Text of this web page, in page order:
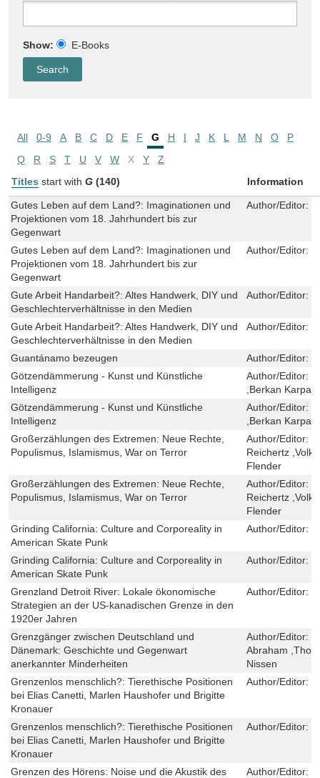
Show: E-Books
All 0-9 A B C D E F G H I J K L M N O
P
Q
R S T U V W X Y
Z
Titles start with G (140) Information
Gutes Leben auf dem Land?: Imaginationen und
Projektionen vom 18. Jahrhundert bis zur
Gegenwart
Author/Editor:
Gutes Leben auf dem Land?: Imaginationen und
Projektionen vom 18. Jahrhundert bis zur
Gegenwart
Author/Editor:
Gute Arbeit Handarbeit?: Altes Handwerk, DIY und
Geschlechterverhältnisse in den Medien
Author/Editor:
Gute Arbeit Handarbeit?: Altes Handwerk, DIY und
Geschlechterverhältnisse in den Medien
Author/Editor:
Guantánamo bezeugen Author/Editor:
Götzendämmerung - Kunst und Künstliche
Intelligenz
Author/Editor:
,Berkan Karpat
Götzendämmerung - Kunst und Künstliche
Intelligenz
Author/Editor:
,Berkan Karpat
Großerzählungen des Extremen: Neue Rechte,
Populismus, Islamismus, War on Terror
Author/Editor:
Reichertz
Flender
Großerzählungen des Extremen: Neue Rechte,
Populismus, Islamismus, War on Terror
Author/Editor:
Reichertz
Flender
Grinding California: Culture and Corporeality in
American Skate Punk
Author/Editor:
Grinding California: Culture and Corporeality in
American Skate Punk
Author/Editor:
Grenzland Detroit River: Lokale ökonomische
Strategien an der US-kanadischen Grenze in den
1920er Jahren
Author/Editor:
Grenzgänger zwischen Deutschland und
Dänemark: Geschichte und Gegenwart
anerkannter Minderheiten
Author/Editor:
Abraham
Nissen
Grenzenlos menschlich?: Tierethische Positionen
bei Elias Canetti, Marlen Haushofer und Brigitte
Kronauer
Author/Editor:
Grenzenlos menschlich?: Tierethische Positionen
bei Elias Canetti, Marlen Haushofer und Brigitte
Kronauer
Author/Editor:
Grenzen des Hörens: Noise und die Akustik des
Author/Editor: